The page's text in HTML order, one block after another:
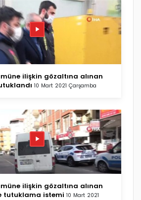
ilişkin gözaltına alınan
10 Mart 2021 Çarşamba
ilişkin gözaltına alınan
tutuklama istemi 10 Mart 2021